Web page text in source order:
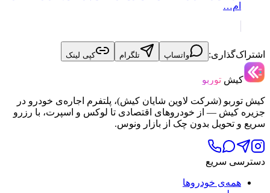
ام…
اشتراک‌گذاری: واتساپ تلگرام کپی لینک
کیش توربو
کیش توربو (شرکت لاوین شایان کیش)، پلتفرم اجاره‌ی خودرو در
جزیره کیش — از خودروهای اقتصادی تا لوکس و اسپرت، با رزرو
سریع و تحویل بدون چک از بازار ونوس.
دسترسی سریع
همه‌ی خودروها